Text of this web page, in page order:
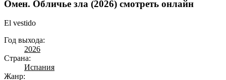
Омен. Обличье зла (2026) смотреть онлайн
El vestido
Год выхода:
2026
Страна:
Испания
Жанр: